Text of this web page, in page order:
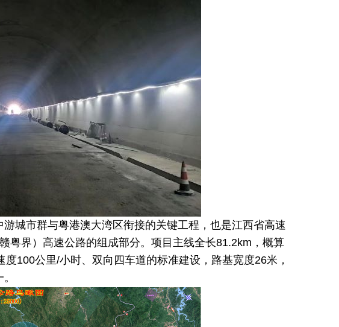
游城市群与粤港澳大湾区衔接的关键工程，也是江西省高速
粤界）高速公路的组成部分。项目主线全长81.2km，概算
100公里/小时、双向四车道的标准建设，路基宽度26米，